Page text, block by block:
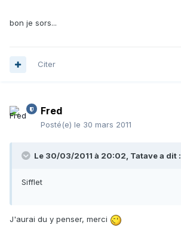
bon je sors...
Citer
Fred
Posté(e) le 30 mars 2011
Le 30/03/2011 à 20:02, Tatave a dit :
Sifflet
J'aurai du y penser, merci